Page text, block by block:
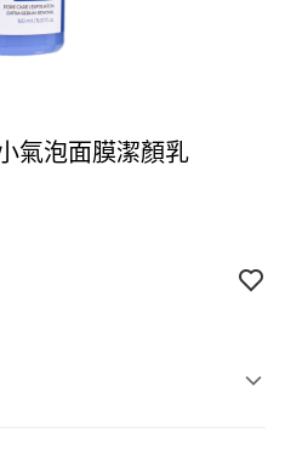
氣泡面膜潔顏乳